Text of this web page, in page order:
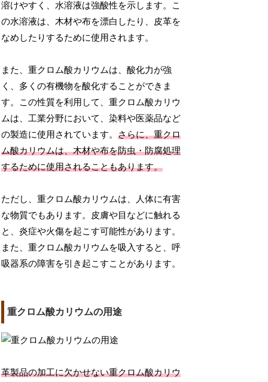
溶けやすく、水溶液は強酸性を示します。こ
の水溶液は、木材や布を漂白したり、皮革を
なめしたりするために使用されます。
また、重クロム酸カリウムは、酸化力が強
く、多くの有機物を酸化することができま
す。この性質を利用して、重クロム酸カリウ
ムは、工業分野において、染料や医薬品など
の製造に使用されています。さらに、重クロ
ム酸カリウムは、木材や布を防虫・防腐処理
するために使用されることもあります。
ただし、重クロム酸カリウムは、人体に有害
な物質でもあります。皮膚や目などに触れる
と、炎症や火傷を起こす可能性があります。
また、重クロム酸カリウムを吸入すると、呼
吸器系の障害を引き起こすことがあります。
重クロム酸カリウムの用途
革製品の加工に欠かせない重クロム酸カリウ